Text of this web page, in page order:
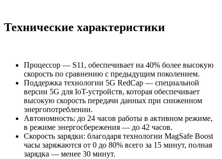
Технические характеристики
Процессор — S11, обеспечивает на 40% более высокую
скорость по сравнению с предыдущим поколением.
Поддержка технологии 5G RedCap — специальной
версии 5G для IoT-устройств, которая обеспечивает
высокую скорость передачи данных при сниженном
энергопотреблении.
Автономность: до 24 часов работы в активном режиме,
в режиме энергосбережения — до 42 часов.
Скорость зарядки: благодаря технологии MagSafe Boost
часы заряжаются от 0 до 80% всего за 15 минут, полная
зарядка — менее 30 минут.